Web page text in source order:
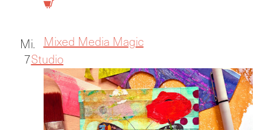
Mi.
7
Mixed Media Magic
Studio